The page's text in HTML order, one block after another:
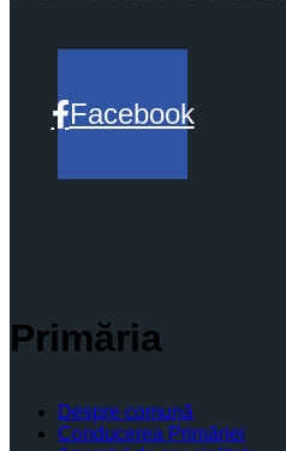
Facebook
Primăria
Despre comună
Conducerea Primăriei